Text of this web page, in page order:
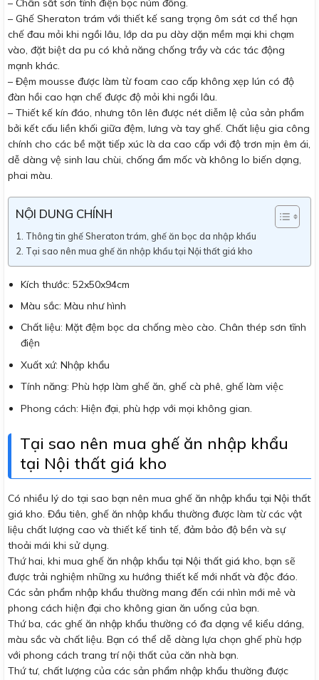
– Chân sắt sơn tĩnh điện bọc núm đồng.
– Ghế Sheraton trám với thiết kế sang trọng ôm sát cơ thể hạn
chế đau mỏi khi ngồi lâu, lớp da pu dày dặn mềm mại khi chạm
vào, đặt biệt da pu có khả năng chống trầy và các tác động
mạnh khác.
– Đệm mousse được làm từ foam cao cấp không xẹp lún có độ
đàn hồi cao hạn chế được độ mỏi khi ngồi lâu.
– Thiết kế kín đáo, nhưng tôn lên được nét diễm lệ của sản phẩm
bởi kết cấu liền khối giữa đệm, lưng và tay ghế. Chất liệu gia công
chính cho các bề mặt tiếp xúc là da cao cấp với độ trơn mịn êm ái,
dễ dàng vệ sinh lau chùi, chống ẩm mốc và không lo biến dạng,
phai màu.
NỘI DUNG CHÍNH
Thông tin ghế Sheraton trám, ghế ăn bọc da nhập khẩu
Tại sao nên mua ghế ăn nhập khẩu tại Nội thất giá kho
Kích thước: 52x50x94cm
Màu sắc: Màu như hình
Chất liệu: Mặt đệm bọc da chống mèo cào. Chân thép sơn tĩnh
điện
Xuất xứ: Nhập khẩu
Tính năng: Phù hợp làm ghế ăn, ghế cà phê, ghế làm việc
Phong cách: Hiện đại, phù hợp với mọi không gian.
Tại sao nên mua ghế ăn nhập khẩu
tại Nội thất giá kho
Có nhiều lý do tại sao bạn nên mua ghế ăn nhập khẩu tại Nội thất
giá kho. Đầu tiên, ghế ăn nhập khẩu thường được làm từ các vật
liệu chất lượng cao và thiết kế tinh tế, đảm bảo độ bền và sự
thoải mái khi sử dụng.
Thứ hai, khi mua ghế ăn nhập khẩu tại Nội thất giá kho, bạn sẽ
được trải nghiệm những xu hướng thiết kế mới nhất và độc đáo.
Các sản phẩm nhập khẩu thường mang đến cái nhìn mới mẻ và
phong cách hiện đại cho không gian ăn uống của bạn.
Thứ ba, các ghế ăn nhập khẩu thường có đa dạng về kiểu dáng,
màu sắc và chất liệu. Bạn có thể dễ dàng lựa chọn ghế phù hợp
với phong cách trang trí nội thất của căn nhà bạn.
Thứ tư, chất lượng của các sản phẩm nhập khẩu thường được